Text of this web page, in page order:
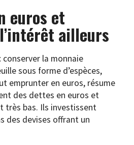
euros et
ailleurs
la monnaie
sous forme d’espèces,
emprunter en euros, résume
des dettes en euros et
très bas. Ils investissent
des devises offrant un